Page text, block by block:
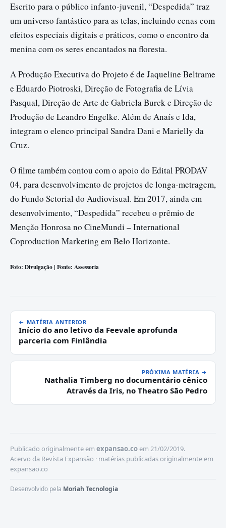
Escrito para o público infanto-juvenil, “Despedida” traz
um universo fantástico para as telas, incluindo cenas com
efeitos especiais digitais e práticos, como o encontro da
menina com os seres encantados na floresta.
A Produção Executiva do Projeto é de Jaqueline Beltrame
e Eduardo Piotroski, Direção de Fotografia de Lívia
Pasqual, Direção de Arte de Gabriela Burck e Direção de
Produção de Leandro Engelke. Além de Anaís e Ida,
integram o elenco principal Sandra Dani e Marielly da
Cruz.
O filme também contou com o apoio do Edital PRODAV
04, para desenvolvimento de projetos de longa-metragem,
do Fundo Setorial do Audiovisual. Em 2017, ainda em
desenvolvimento, “Despedida” recebeu o prêmio de
Menção Honrosa no CineMundi – International
Coproduction Marketing em Belo Horizonte.
Foto: Divulgação | Fonte: Assessoria
← MATÉRIA ANTERIOR
Início do ano letivo da Feevale aprofunda
parceria com Finlândia
PRÓXIMA MATÉRIA →
Nathalia Timberg no documentário cênico
Através da Iris, no Theatro São Pedro
Publicado originalmente em expansao.coem 21/02/2019.
Acervo da Revista Expansão · matérias publicadas originalmente em
expansao.co
Desenvolvido pela Moriah Tecnologia